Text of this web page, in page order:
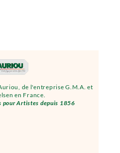
de l'entreprise G.M.A. et
en France.
pour Artistes depuis 1856